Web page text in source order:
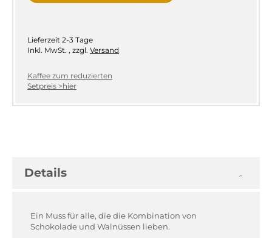
Lieferzeit 2-3 Tage
Inkl. MwSt. , zzgl. Versand
Kaffee zum reduzierten
Setpreis >hier
Details
Ein Muss für alle, die die Kombination von
Schokolade und Walnüssen lieben.